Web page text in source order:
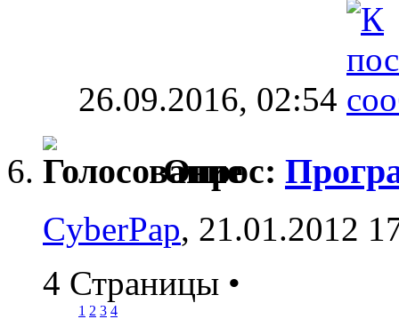
26.09.2016, 02:54
Опрос:
CyberPap, 21.01.2012
4 Страницы •
1 2 3 4